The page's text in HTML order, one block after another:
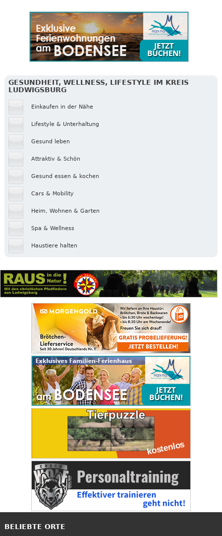
GESUNDHEIT, WELLNESS, LIFESTYLE IM KREIS
LUDWIGSBURG
Einkaufen in der Nähe
Lifestyle & Unterhaltung
Gesund leben
Attraktiv & Schön
Gesund essen & kochen
Cars & Mobility
Heim, Wohnen & Garten
Spa & Wellness
Haustiere halten
BELIEBTE ORTE